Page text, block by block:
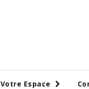
Votre Espace